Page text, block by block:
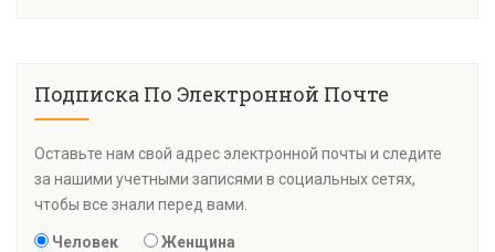
Подписка По Электронной Почте
Оставьте нам свой адрес электронной почты и следите
за нашими учетными записями в социальных сетях,
чтобы все знали перед вами.
Человек Женщина